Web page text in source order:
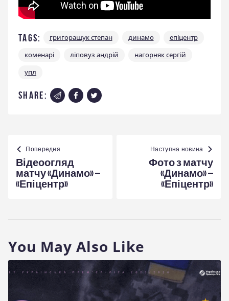
Tags: григоращук степан динамо
епіцентр
коменарі
ліповуз андрій
нагорняк сергій
упл
share:
Навігація
записів
Попередня
Відеоогляд
матчу «Динамо» –
«Епіцентр»
Наступна новина
Фото з матчу
«Динамо» –
«Епіцентр»
You May Also Like